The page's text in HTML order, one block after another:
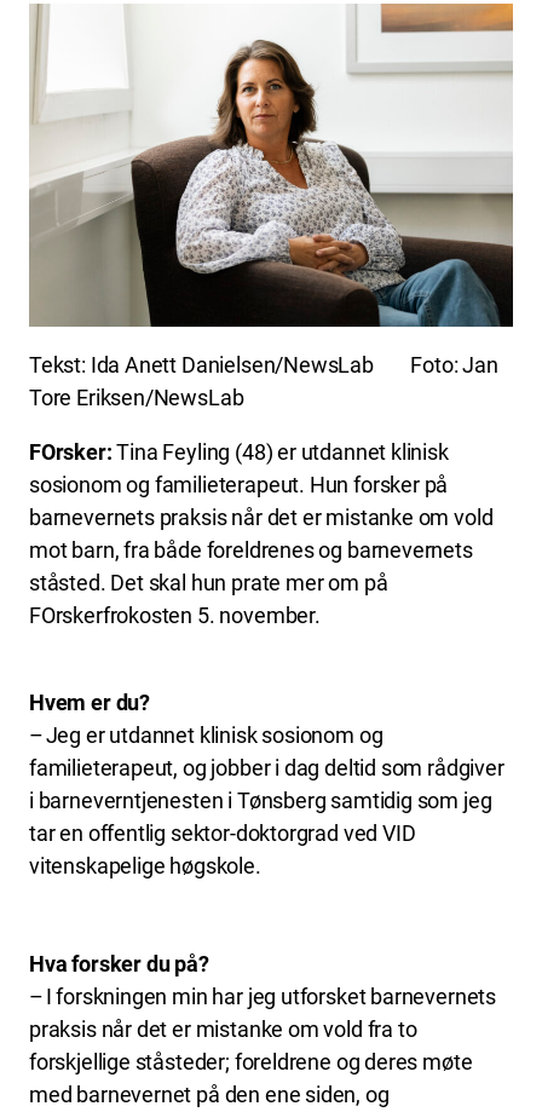
Tekst: Ida Anett Danielsen/NewsLab Foto: Jan
Tore Eriksen/NewsLab
FOrsker:Tina Feyling (48) er utdannet klinisk
sosionom og familieterapeut. Hun forsker på
barnevernets praksis når det er mistanke om vold
mot barn, fra både foreldrenes og barnevernets
ståsted. Det skal hun prate mer om på
FOrskerfrokosten 5. november.
Hvem er du?
– Jeg er utdannet klinisk sosionom og
familieterapeut, og jobber i dag deltid som rådgiver
i barneverntjenesten i Tønsberg samtidig som jeg
tar en offentlig sektor-doktorgrad ved VID
vitenskapelige høgskole.
Hva forsker du på?
– I forskningen min har jeg utforsket barnevernets
praksis når det er mistanke om vold fra to
forskjellige ståsteder; foreldrene og deres møte
med barnevernet på den ene siden, og